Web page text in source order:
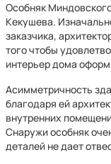
Особняк
Кекушева.
заказчика,
того чтобы
интерьер дома
Асимметричность
благодаря ей
внутренних
Снаружи особняк
деталей не дает